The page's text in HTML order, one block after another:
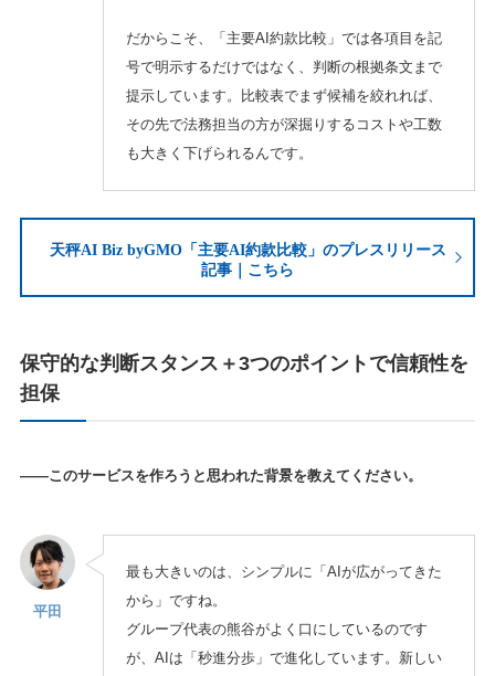
だからこそ、「主要AI約款比較」では各項目を記
号で明示するだけではなく、判断の根拠条文まで
提示しています。比較表でまず候補を絞れれば、
その先で法務担当の方が深掘りするコストや工数
も大きく下げられるんです。
天秤AI Biz byGMO「主要AI約款比較」のプレスリリース
記事｜こちら
保守的な判断スタンス＋3つのポイントで信頼性を
担保
——このサービスを作ろうと思われた背景を教えてください。
平田
最も大きいのは、シンプルに「AIが広がってきた
から」ですね。
グループ代表の熊谷がよく口にしているのです
が、AIは「秒進分歩」で進化しています。新しい